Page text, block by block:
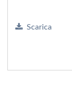
Scarica